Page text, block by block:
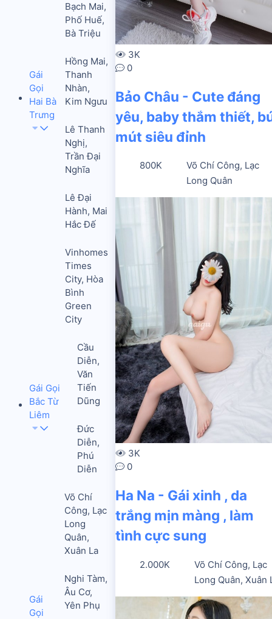
Gái
Gọi
Hai Bà
Trưng
Bạch Mai,
Phố Huế,
Bà Triệu
Hồng Mai,
Thanh
Nhàn,
Kim Ngưu
Lê Thanh
Nghị,
Trần Đại
Nghĩa
Lê Đại
Hành, Mai
Hắc Đế
Vinhomes
Times
City, Hòa
Bình
Green
City
Gái Gọi
Bắc Từ
Liêm
Cầu
Diễn,
Văn
Tiến
Dũng
Đức
Diễn,
Phú
Diễn
Gái
Gọi
Võ Chí
Công, Lạc
Long
Quân,
Xuân La
Nghi Tàm,
Âu Cơ,
Yên Phụ
3K
0
Bảo Châu - Cute đáng
yêu, baby thắm thiết,
mút siêu đỉnh
800K
Võ Chí Công, Lạc
Long Quân
3K
0
Ha Na - Gái xinh , da
trắng mịn màng , làm
tình cực sung
2.000K
Võ Chí Công, Lạc
Long Quân, Xuân